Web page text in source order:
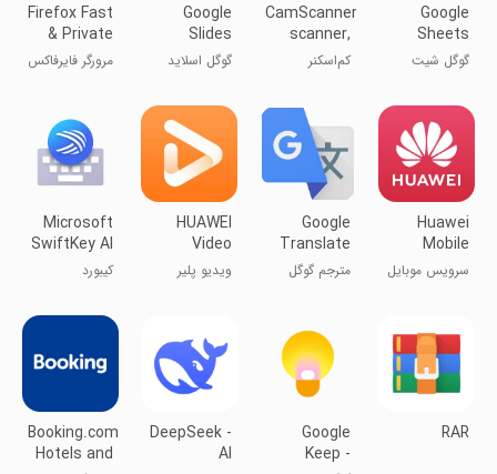
Google
Sheets
گوگل شیت
CamScanner-
scanner,
PDF maker
کم‌اسکنر
Google
Slides
گوگل اسلاید
Firefox Fast
& Private
Browser
مرورگر فایرفاکس
Huawei
Mobile
Services
سرویس موبایل
Google
Translate
مترجم گوگل
HUAWEI
Video
ویدیو پلیر
Microsoft
SwiftKey AI
Keyboard
کیبورد
RAR
Google
Keep -
DeepSeek -
AI
Booking.com:
Hotels and